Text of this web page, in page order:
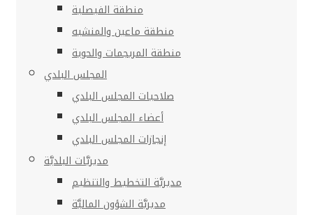
منطقة الفيصلية
منطقة ماعين والمنشيه
منطقة المريجمات والحوية
المجلس البلدي
صلاحيات المجلس البلدي
أعضاء المجلس البلدي
إنجازات المجلس البلدي
مديريَّات البلديَّة
مديريَّة التخطيط والتنظيم
مديريَّة الشؤون الماليَّة